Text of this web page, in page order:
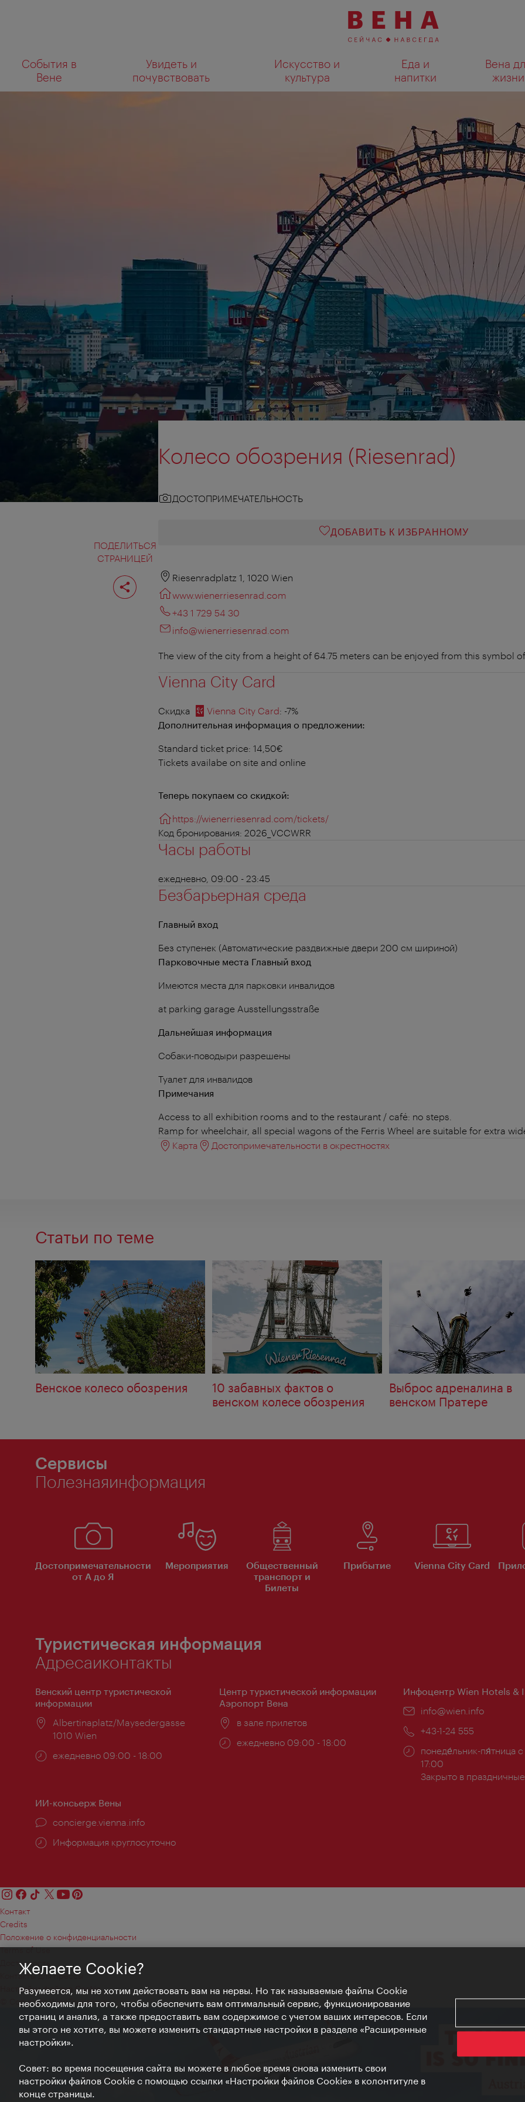
навигации
содержанию
События в
Вене
Увидеть и
почувствовать
Искусство и
культура
Еда и
напитки
Вена
жизни
Что
вы
ищете?
ПОДЕЛИТЬСЯ
СТРАНИЦЕЙ
Поделиться
страницей
Колесо обозрения (Riesenrad)
ДОСТОПРИМЕЧАТЕЛЬНОСТЬ
ДОБАВИТЬ К ИЗБРАННОМУ
Riesenradplatz 1, 1020 Wien
www.wienerriesenrad.com
+43 1 729 54 30
info@wienerriesenrad.com
The view of the city from a height of 64.75 meters can be enjoyed from this symbol of
Vienna City Card
Скидка Vienna City Card: -7%
Дополнительная информация о предложении:
Standard ticket price: 14,50€
Tickets availabe on site and online
Теперь покупаем со скидкой:
https://wienerriesenrad.com/tickets/
Код бронирования: 2026_VCCWRR
Часы работы
ежедневно, 09:00 - 23:45
Безбарьерная среда
Главный вход
Без ступенек (Автоматические раздвижные двери 200 см шириной)
Парковочные места Главный вход
Имеются места для парковки инвалидов
at parking garage Ausstellungsstraße
Дальнейшая информация
Собаки-поводыри разрешены
Туалет для инвалидов
Примечания
Access to all exhibition rooms and to the restaurant / café: no steps.
Ramp for wheelchair, all special wagons of the Ferris Wheel are suitable for extra
Карта
Достопримечательности в окрестностях
Статьи по теме
Венское колесо обозрения
10 забавных фактов о
венском колесе обозрения
Выброс адреналина в
венском Пратере
Сервисы
Полезнаяинформация
Достопримечательности
от А до Я
Мероприятия
Общественный
транспорт и
Билеты
Прибытие Vienna City Card
Туристическая информация
Адресаиконтакты
Венский центр туристической
информации
Расположение:
Albertinaplatz/Maysedergasse
1010 Wien
Часы
ежедневно 09:00 - 18:00
Центр туристической информации
Аэропорт Вена
Расположение:
в зале прилетов
Часы
ежедневно 09:00 - 18:00
Инфоцентр Wien Hotels &
Эл.
info@wien.info
Телефон:
+43-1-24 555
Часы
работы:
понеде́льник-пя́тница
17:00
Закрыто в
ИИ-консьерж Вены
concierge.vienna.info
Информация круглосуточно
Контакт
Credits
Положение о конфиденциальности
Terms of Use
Доступность
Контакты для прессы
Настройки файлов Cookie
© Copyright WienTourismus
Желаете Cookie?
Разумеется, мы не хотим действовать вам на нервы. Но так называемые файлы Cookie
необходимы для того, чтобы обеспечить вам оптимальный сервис, функционирование
страниц и анализ, а также предоставить вам содержимое с учетом ваших интересов. Если
вы этого не хотите, вы можете изменить стандартные настройки в разделе «Расширенные
настройки».
Совет: во время посещения сайта вы можете в любое время снова изменить свои
настройки файлов Cookie с помощью ссылки «Настройки файлов Cookie» в колонтитуле в
конце страницы.